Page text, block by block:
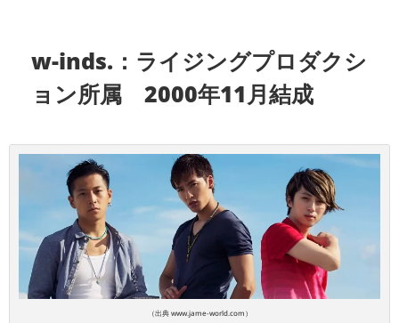
w-inds.：ライジングプロダクシ
ョン所属 2000年11月結成
（出典 www.jame-world.com）